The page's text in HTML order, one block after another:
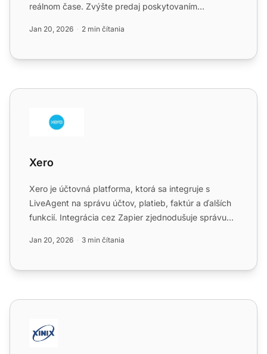
reálnom čase. Zvýšte predaj poskytovaním
Jan 20, 2026 2 min čítania
Xero
Xero
Xero je účtovná platforma, ktorá sa integruje s
LiveAgent na správu účtov, platieb, faktúr a ďalších
funkcií. Integrácia cez Zapier zjednodušuje správu
Jan 20, 2026 3 min čítania
Xinix